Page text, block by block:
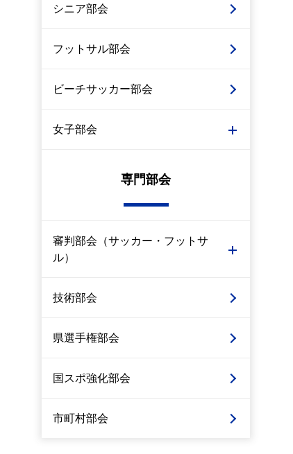
シニア部会
フットサル部会
ビーチサッカー部会
女子部会
専門部会
審判部会（サッカー・フットサ
ル）
技術部会
県選手権部会
国スポ強化部会
市町村部会